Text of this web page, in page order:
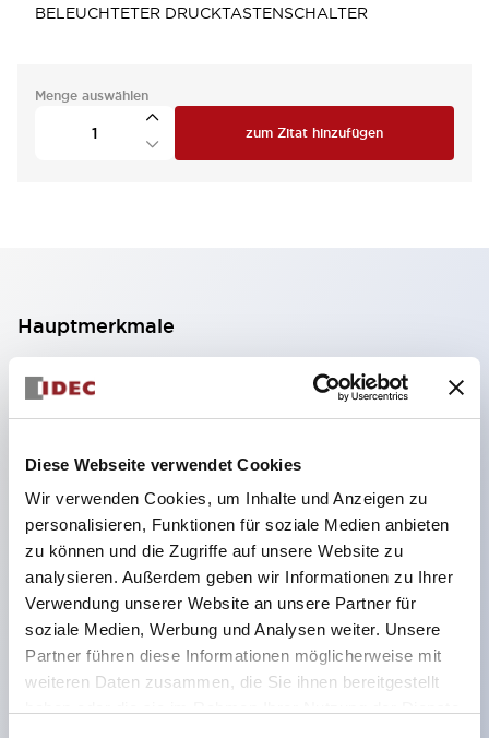
Diese Webseite verwendet Cookies
Wir verwenden Cookies, um Inhalte und Anzeigen zu
personalisieren, Funktionen für soziale Medien anbieten
zu können und die Zugriffe auf unsere Website zu
analysieren. Außerdem geben wir Informationen zu Ihrer
Verwendung unserer Website an unsere Partner für
soziale Medien, Werbung und Analysen weiter. Unsere
Partner führen diese Informationen möglicherweise mit
weiteren Daten zusammen, die Sie ihnen bereitgestellt
BELEUCHTETER DRUCKTASTENSCHALTER
Menge auswählen
zum Zitat hinzufügen
Hauptmerkmale
Geeignet für ein breites Anwendungsspektrum
von der Konsumelektronik bis zum FA-Bereich
Schutzarten IP40 und IP65 vollständig verfügbar
(IEC 60529)
UL- und CSA-zertifiziert. Entspricht EN (Europa)
Normen. CCC-zertifiziert (außer Anzeigeleuchten).
Mit speziellem Zubehör leicht auf Φ22 Flash-
Silhouette umstellbar